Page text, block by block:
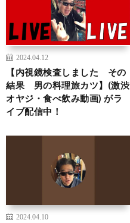
2024.04.12
【内視鏡検査しました その
結果 男の料理旅カツ】(激渋
オヤジ・食べ飲み動画) がラ
イブ配信中！
2024.04.10